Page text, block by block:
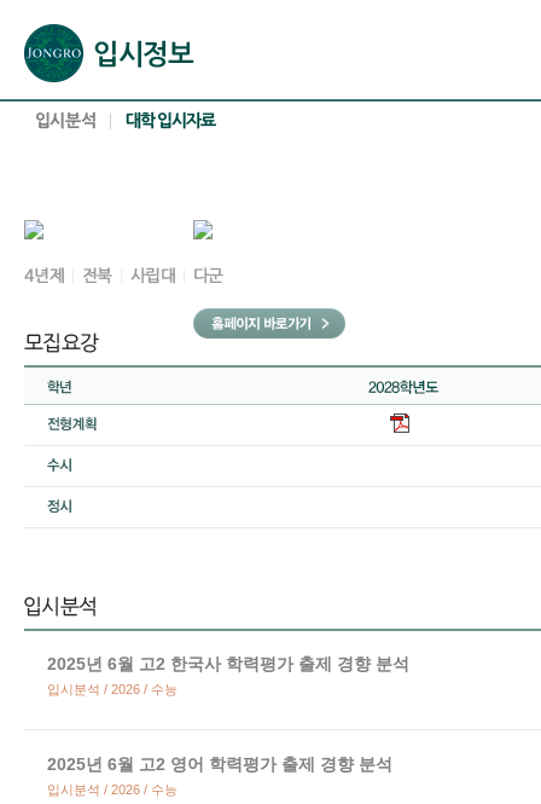
2025년 6월 고2 한국사 학력평가 출제 경향 분석
입시분석 / 2026 / 수능
2025년 6월 고2 영어 학력평가 출제 경향 분석
입시분석 / 2026 / 수능